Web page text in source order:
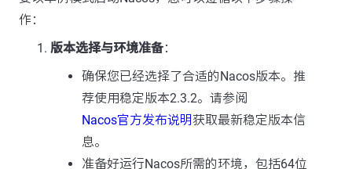
作：
版本选择与环境准备：
确保您已经选择了合适的Nacos版本。推
荐使用稳定版本2.3.2。请参阅
Nacos官方发布说明 获取最新稳定版本信
息。
准备好运行Nacos所需的环境，包括64位